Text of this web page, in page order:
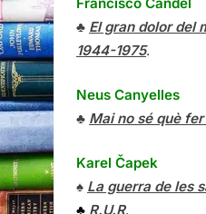
Francisco Candel
♣ El gran dolor del
1944-1975.
Neus Canyelles
♣ Mai no sé què
Karel Čapek
♠ La guerra de les
♣ R.U.R.